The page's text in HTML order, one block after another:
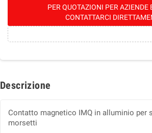
PER QUOTAZIONI PER AZIENDE
CONTATTARCI
Descrizione
Contatto magnetico IMQ in alluminio per
morsetti